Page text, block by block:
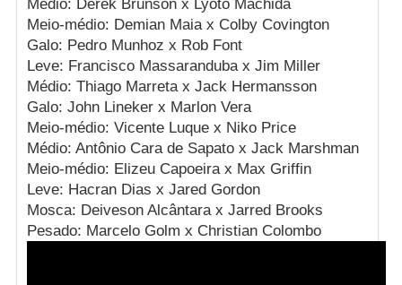
Médio: Derek Brunson x Lyoto Machida
Meio-médio: Demian Maia x Colby Covington
Galo: Pedro Munhoz x Rob Font
Leve: Francisco Massaranduba x Jim Miller
Médio: Thiago Marreta x Jack Hermansson
Galo: John Lineker x Marlon Vera
Meio-médio: Vicente Luque x Niko Price
Médio: Antônio Cara de Sapato x Jack Marshman
Meio-médio: Elizeu Capoeira x Max Griffin
Leve: Hacran Dias x Jared Gordon
Mosca: Deiveson Alcântara x Jarred Brooks
Pesado: Marcelo Golm x Christian Colombo